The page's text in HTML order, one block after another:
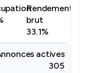
Rendement
brut
33.1%
actives
305